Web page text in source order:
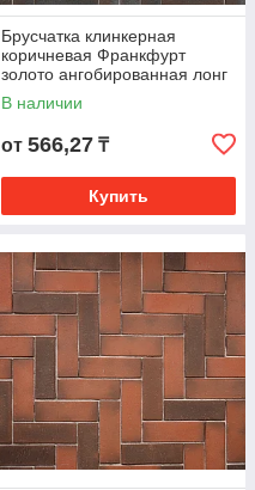
Брусчатка клинкерная
коричневая Франкфурт
золото ангобированная лонг
В наличии
от 566,27 ₸
Купить